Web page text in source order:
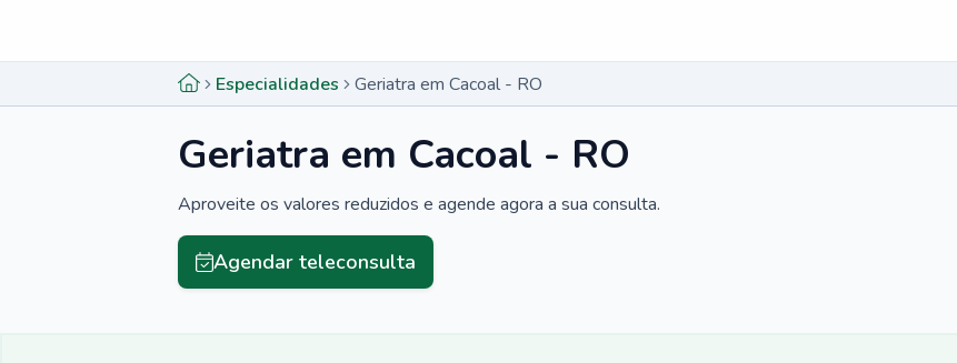
Especialidades Geriatra em Cacoal - RO
Geriatra em Cacoal - RO
Aproveite os valores reduzidos e agende agora a sua consulta.
Agendar teleconsulta